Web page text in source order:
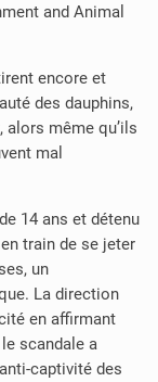
and Animal
encore et
des dauphins,
même qu’ils
mal
14 ans et détenu
train de se jeter
un
La direction
en affirmant
scandale a
captivité des